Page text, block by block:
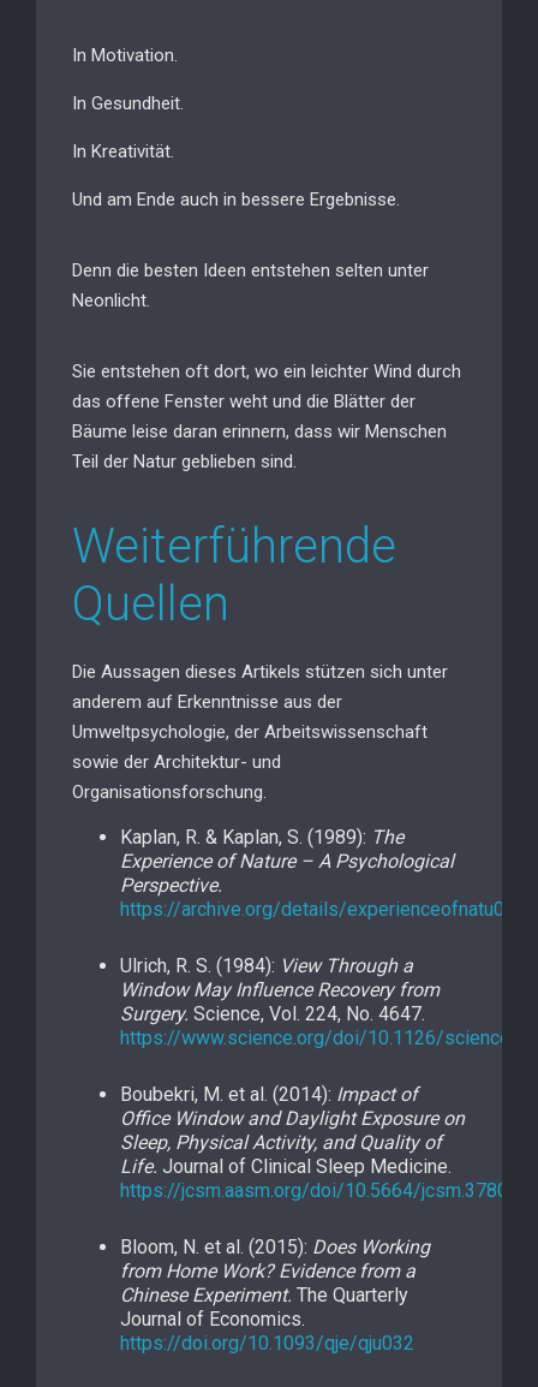
In Motivation.
In Gesundheit.
In Kreativität.
Und am Ende auch in bessere Ergebnisse.
Denn die besten Ideen entstehen selten unter
Neonlicht.
Sie entstehen oft dort, wo ein leichter Wind durch
das offene Fenster weht und die Blätter der
Bäume leise daran erinnern, dass wir Menschen
Teil der Natur geblieben sind.
Weiterführende
Quellen
Die Aussagen dieses Artikels stützen sich unter
anderem auf Erkenntnisse aus der
Umweltpsychologie, der Arbeitswissenschaft
sowie der Architektur- und
Organisationsforschung.
Kaplan, R. & Kaplan, S. (1989): The
Experience of Nature – A Psychological
Perspective.
https://archive.org/details/
Ulrich, R. S. (1984): View Through a
Window May Influence Recovery from
Surgery. Science, Vol. 224, No. 4647.
https://www.science.org/doi/10.1126/
Boubekri, M. et al. (2014): Impact of
Office Window and Daylight Exposure on
Sleep, Physical Activity, and Quality of
Life. Journal of Clinical Sleep Medicine.
https://jcsm.aasm.org/doi/10.5664/jcsm.3780
Bloom, N. et al. (2015): Does Working
from Home Work? Evidence from a
Chinese Experiment. The Quarterly
Journal of Economics.
https://doi.org/10.1093/qje/qju032